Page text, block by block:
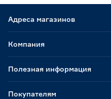
Адреса магазинов
Компания
Полезная информация
Покупателям